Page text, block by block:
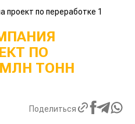
проект по переработке 1
ПО
МЛН ТОНН
Поделиться